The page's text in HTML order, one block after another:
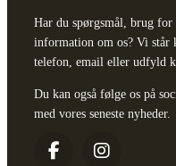
Har du spørgsmål, brug
information om os? Vi
telefon, email eller udfyld
Du kan også følge os på
med vores seneste nyheder.